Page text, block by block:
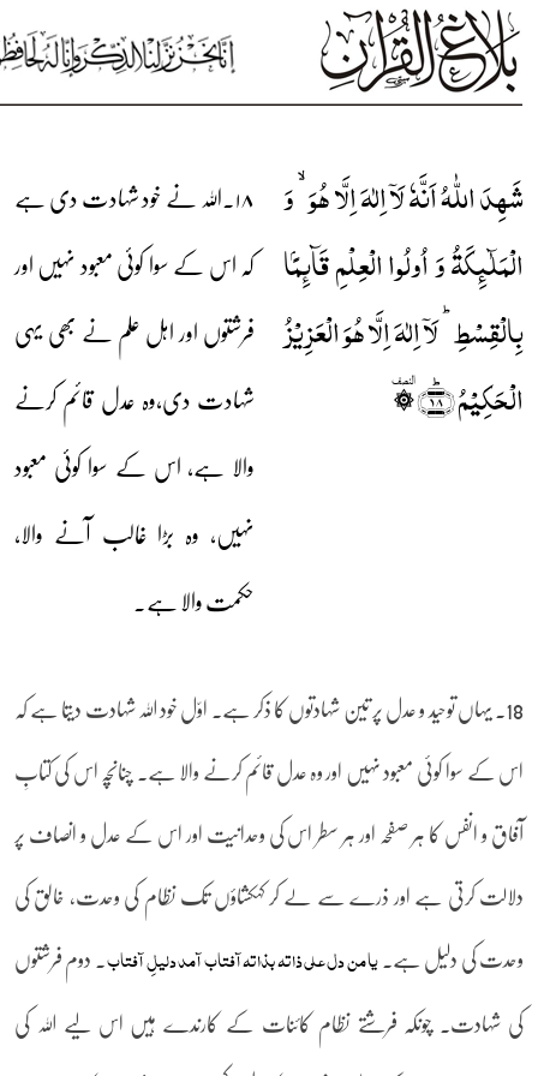
شَہِدَ اللّٰہُ اَنَّہٗ لَاۤ اِلٰہَ اِلَّا ہُوَ ۙ وَ
الۡمَلٰٓئِکَۃُ وَ اُولُوا الۡعِلۡمِ قَآئِمًۢا
بِالۡقِسۡطِ ؕ لَاۤ اِلٰہَ اِلَّا ہُوَ الۡعَزِیۡزُ
الۡحَکِیۡمُ ﴿ؕ۱۸﴾ ۞ؒ
۱۸۔اللہ نے خود شہادت دی ہے
کہ اس کے سوا کوئی معبود نہیں اور
فرشتوں اور اہل علم نے بھی یہی
شہادت دی،وہ عدل قائم کرنے
والا ہے، اس کے سوا کوئی معبود
نہیں، وہ بڑا غالب آنے والا،
حکمت والا ہے۔
18۔ یہاں توحید و عدل پر تین شہادتوں کا ذکر ہے۔ اوّل خود اللہ شہادت دیتا ہے کہ
اس کے سوا کوئی معبود نہیں اور وہ عدل قائم کرنے والا ہے۔ چنانچہ اس کی کتابِ
آفاق و انفس کا ہر صفحہ اور ہر سطر اس کی وحدانیت اور اس کے عدل و انصاف پر
دلالت کرتی ہے اور ذرے سے لے کر کہکشاؤں تک نظام کی وحدت، خالق کی
وحدت کی دلیل ہے۔یا من دل علی ذاتہ بذاتہ آفتاب آمد دلیلِ آفتاب۔ دوم فرشتوں
کی شہادت۔ چونکہ فرشتے نظام کائنات کے کارندے ہیں اس لیے اللہ کی